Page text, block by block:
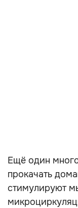
Ещё один
прокачать
стимулируют